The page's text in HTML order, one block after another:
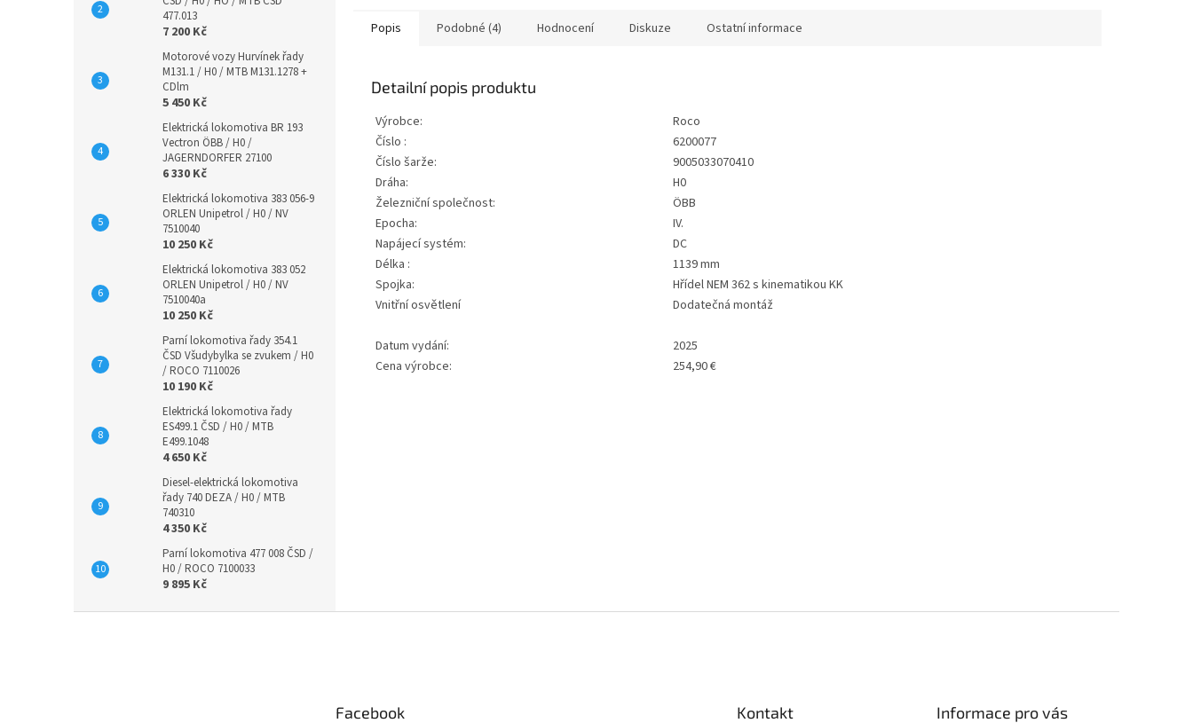
477.013
7 200 Kč
Motorové vozy Hurvínek řady
M131.1 / H0 / MTB M131.1278 +
CDlm
5 450 Kč
Elektrická lokomotiva BR 193
Vectron ÖBB / H0 /
JAGERNDORFER 27100
6 330 Kč
Elektrická lokomotiva 383 056-9
ORLEN Unipetrol / H0 / NV
7510040
10 250 Kč
Elektrická lokomotiva 383 052
ORLEN Unipetrol / H0 / NV
7510040a
10 250 Kč
Parní lokomotiva řady 354.1
ČSD Všudybylka se zvukem / H0
/ ROCO 7110026
10 190 Kč
Elektrická lokomotiva řady
ES499.1 ČSD / H0 / MTB
E499.1048
4 650 Kč
Diesel-elektrická lokomotiva
řady 740 DEZA / H0 / MTB
740310
4 350 Kč
Parní lokomotiva 477 008 ČSD /
H0 / ROCO 7100033
9 895 Kč
Popis Podobné (4) Hodnocení Diskuze Ostatní informace
Detailní popis produktu
Výrobce:
Roco
Číslo :
6200077
Číslo šarže:
9005033070410
Dráha:
H0
Železniční společnost:
ÖBB
Epocha:
IV.
Napájecí systém:
DC
Délka :
1139 mm
Spojka:
Hřídel NEM 362 s kinematikou KK
Vnitřní osvětlení
Dodatečná montáž
Datum vydání:
2025
Cena výrobce:
254,90 €
Facebook Kontakt Informace pro vás